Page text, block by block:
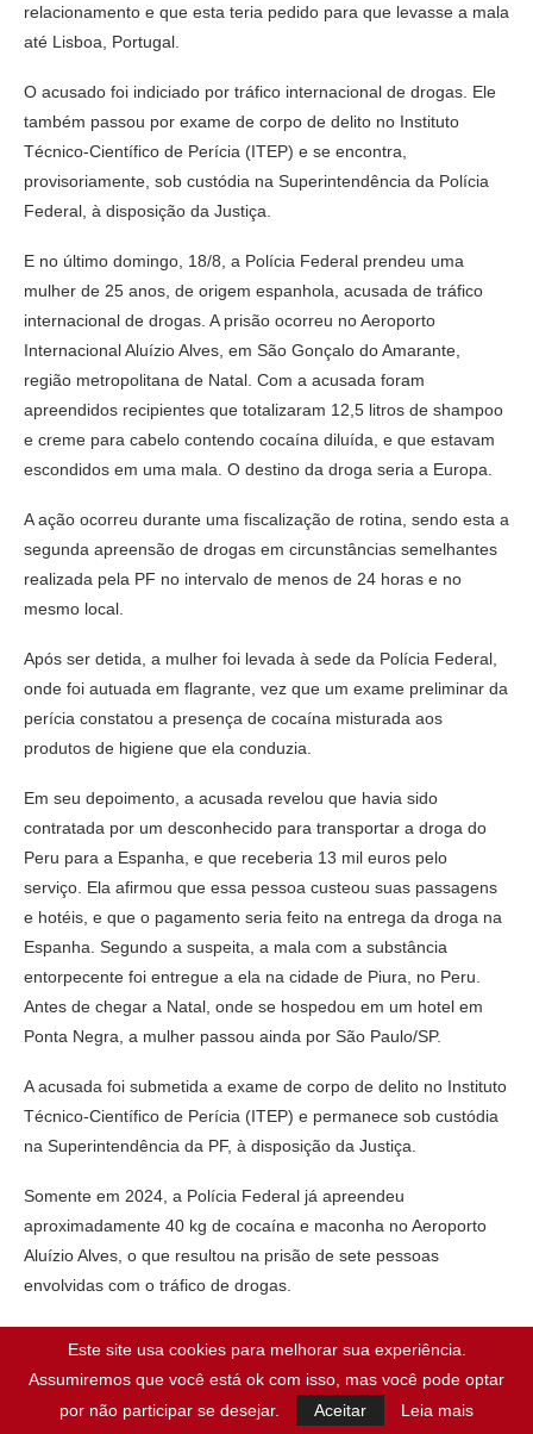
relacionamento e que esta teria pedido para que levasse a mala
até Lisboa, Portugal.
O acusado foi indiciado por tráfico internacional de drogas. Ele
também passou por exame de corpo de delito no Instituto
Técnico-Científico de Perícia (ITEP) e se encontra,
provisoriamente, sob custódia na Superintendência da Polícia
Federal, à disposição da Justiça.
E no último domingo, 18/8, a Polícia Federal prendeu uma
mulher de 25 anos, de origem espanhola, acusada de tráfico
internacional de drogas. A prisão ocorreu no Aeroporto
Internacional Aluízio Alves, em São Gonçalo do Amarante,
região metropolitana de Natal. Com a acusada foram
apreendidos recipientes que totalizaram 12,5 litros de shampoo
e creme para cabelo contendo cocaína diluída, e que estavam
escondidos em uma mala. O destino da droga seria a Europa.
A ação ocorreu durante uma fiscalização de rotina, sendo esta a
segunda apreensão de drogas em circunstâncias semelhantes
realizada pela PF no intervalo de menos de 24 horas e no
mesmo local.
Após ser detida, a mulher foi levada à sede da Polícia Federal,
onde foi autuada em flagrante, vez que um exame preliminar da
perícia constatou a presença de cocaína misturada aos
produtos de higiene que ela conduzia.
Em seu depoimento, a acusada revelou que havia sido
contratada por um desconhecido para transportar a droga do
Peru para a Espanha, e que receberia 13 mil euros pelo
serviço. Ela afirmou que essa pessoa custeou suas passagens
e hotéis, e que o pagamento seria feito na entrega da droga na
Espanha. Segundo a suspeita, a mala com a substância
entorpecente foi entregue a ela na cidade de Piura, no Peru.
Antes de chegar a Natal, onde se hospedou em um hotel em
Ponta Negra, a mulher passou ainda por São Paulo/SP.
A acusada foi submetida a exame de corpo de delito no Instituto
Técnico-Científico de Perícia (ITEP) e permanece sob custódia
na Superintendência da PF, à disposição da Justiça.
Somente em 2024, a Polícia Federal já apreendeu
aproximadamente 40 kg de cocaína e maconha no Aeroporto
Aluízio Alves, o que resultou na prisão de sete pessoas
envolvidas com o tráfico de drogas.
Este site usa cookies para melhorar sua experiência.
Assumiremos que você está ok com isso, mas você pode optar
por não participar se desejar.
Aceitar Leia mais